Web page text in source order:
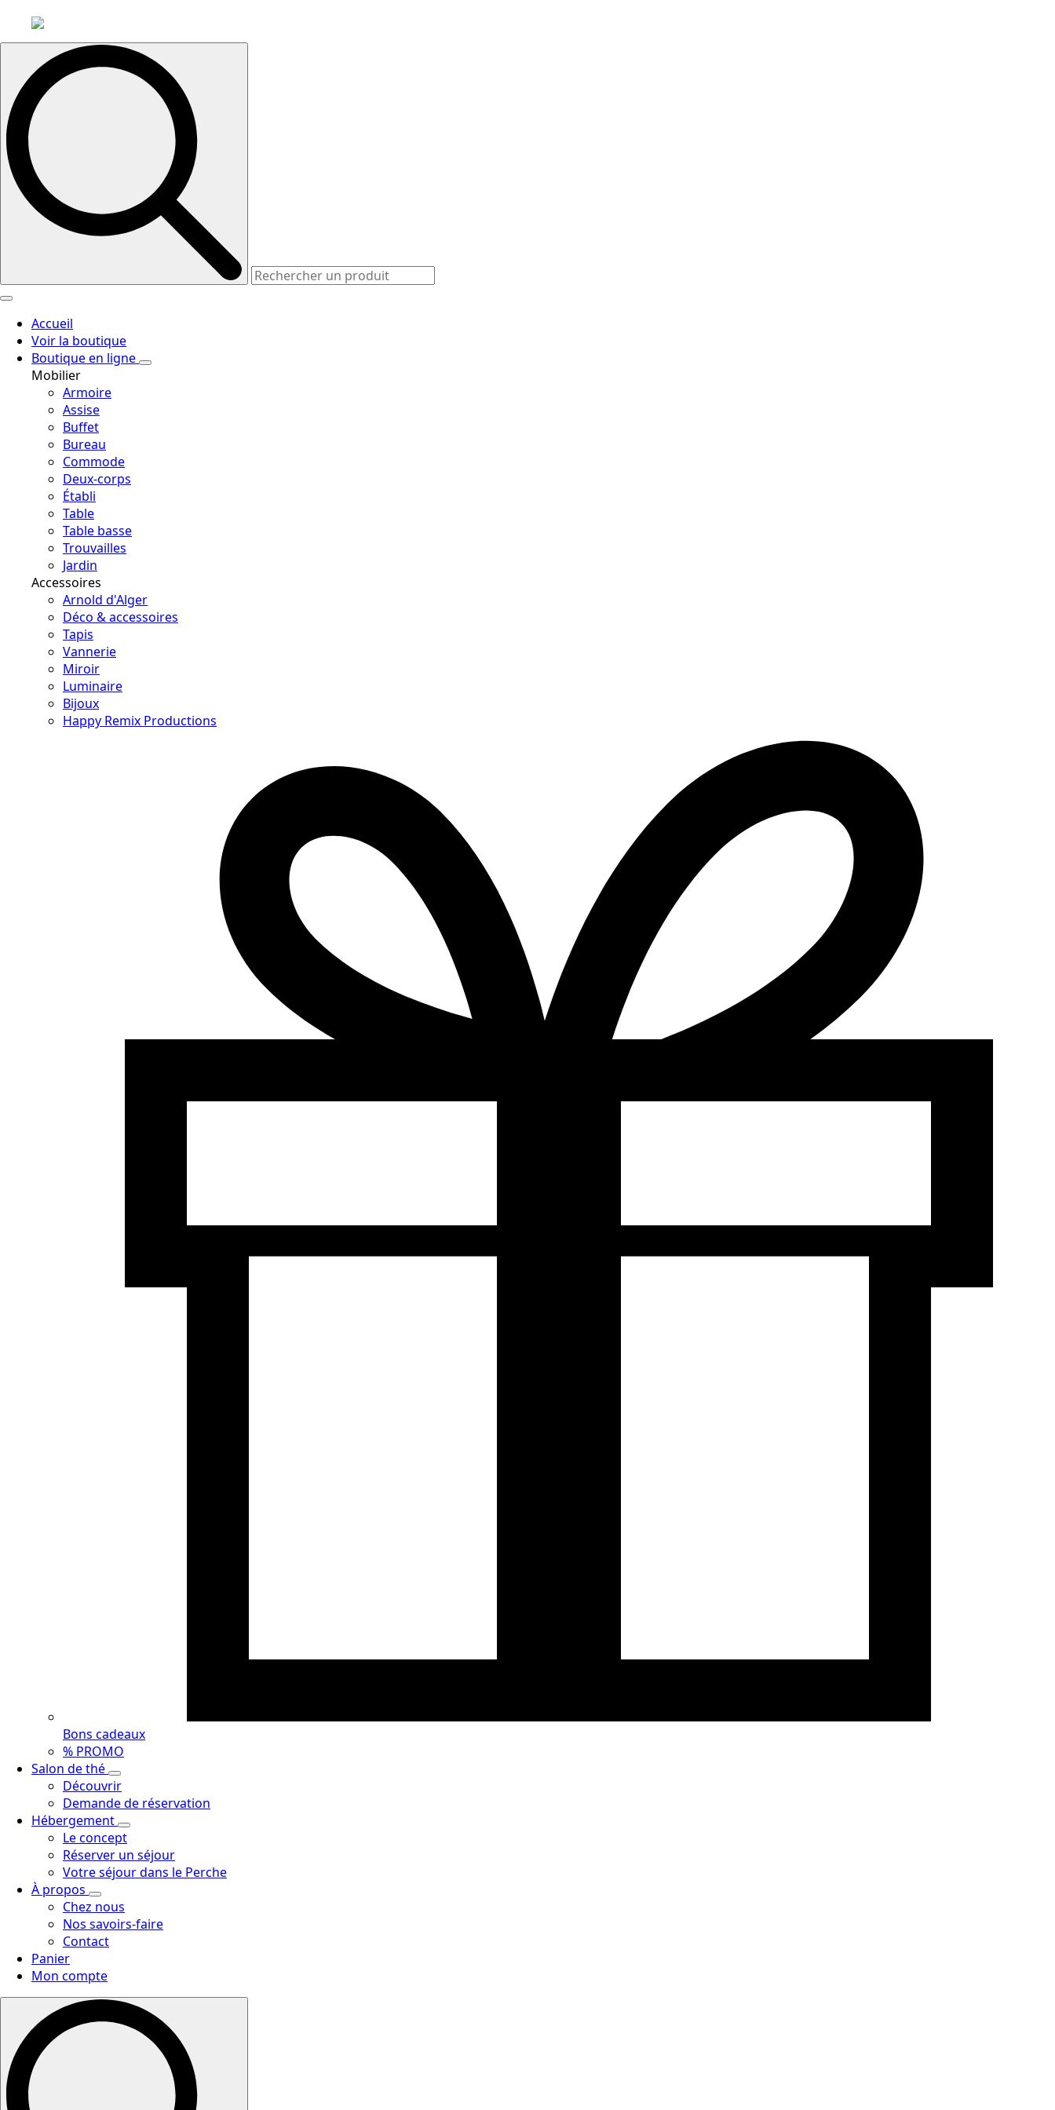
Accueil
Voir la boutique
Boutique en ligne
Mobilier
Armoire
Assise
Buffet
Bureau
Commode
Deux-corps
Établi
Table
Table basse
Trouvailles
Jardin
Accessoires
Arnold d'Alger
Déco & accessoires
Tapis
Vannerie
Miroir
Luminaire
Bijoux
Happy Remix Productions
Bons cadeaux
% PROMO
Salon de thé
Découvrir
Demande de réservation
Hébergement
Le concept
Réserver un séjour
Votre séjour dans le Perche
À propos
Chez nous
Nos savoirs-faire
Contact
Panier
Mon compte